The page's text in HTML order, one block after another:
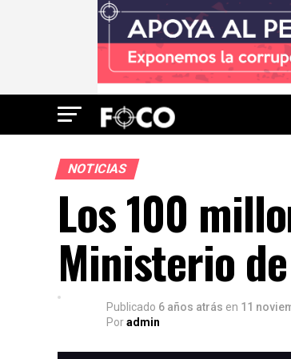
NOTICIAS
Los 100
Ministerio
Publicado 6 años atrás en 11
Poradmin